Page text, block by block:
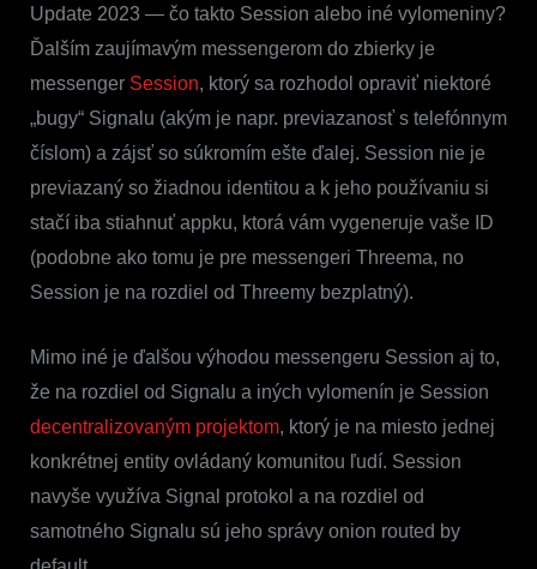
Update 2023 — čo takto Session alebo iné vylomeniny?
Ďalším zaujímavým messengerom do zbierky je
messenger Session, ktorý sa rozhodol opraviť niektoré
„bugy“ Signalu (akým je napr. previazanosť s telefónnym
číslom) a zájsť so súkromím ešte ďalej. Session nie je
previazaný so žiadnou identitou a k jeho používaniu si
stačí iba stiahnuť appku, ktorá vám vygeneruje vaše ID
(podobne ako tomu je pre messengeri Threema, no
Session je na rozdiel od Threemy bezplatný).
Mimo iné je ďalšou výhodou messengeru Session aj to,
že na rozdiel od Signalu a iných vylomenín je Session
decentralizovaným projektom, ktorý je na miesto jednej
konkrétnej entity ovládaný komunitou ľudí. Session
navyše využíva Signal protokol a na rozdiel od
samotného Signalu sú jeho správy onion routed by